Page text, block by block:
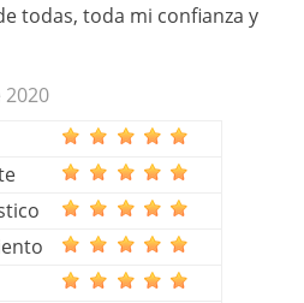
todas, toda mi confianza y